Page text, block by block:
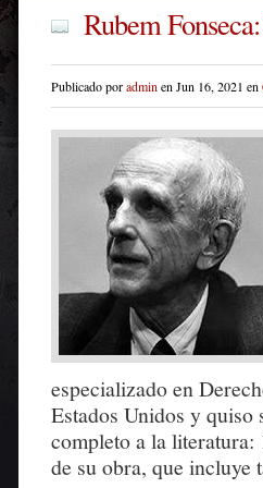
Rubem
Publicado poradmin en Jun 16, 2021 en
especializado en
Estados Unidos y
completo a la literatura:
de su obra, que incluye